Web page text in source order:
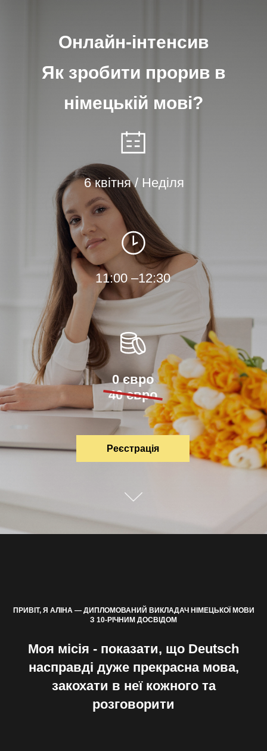
Онлайн-інтенсив
Як зробити прорив в
німецькій мові?
Реєстрація
6 квітня / Неділя
11:00 –12:30
0 євро
40 євро
ПРИВІТ, Я АЛІНА — ДИПЛОМОВАНИЙ ВИКЛАДАЧ НІМЕЦЬКОЇ МОВИ
З 10-РІЧНИМ ДОСВІДОМ
Моя місія - показати, що Deutsch
насправді дуже прекрасна мова,
закохати в неї кожного та
розговорити